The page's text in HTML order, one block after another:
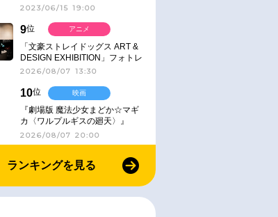
2023/06/15 19:00
9位
「文豪ストレイドッグス ART &
DESIGN EXHIBITION」フォトレ
ポート
2026/08/07 13:30
アニメ
10位
『劇場版 魔法少女まどか☆マギ
カ〈ワルプルギスの廻天〉』
IMAX同時公開決定
2026/08/07 20:00
映画
ランキングを見る